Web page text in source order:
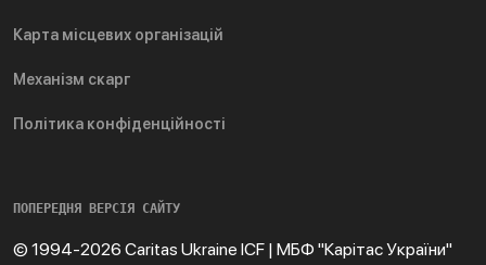
Карта місцевих організацій
Механізм скарг
Політика конфіденційності
ПОПЕРЕДНЯ ВЕРСІЯ САЙТУ
© 1994-2026 Caritas Ukraine ICF | МБФ "Карітас України"